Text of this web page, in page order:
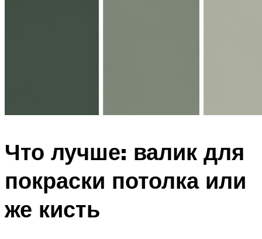
Что лучше: валик для
покраски потолка или
же кисть